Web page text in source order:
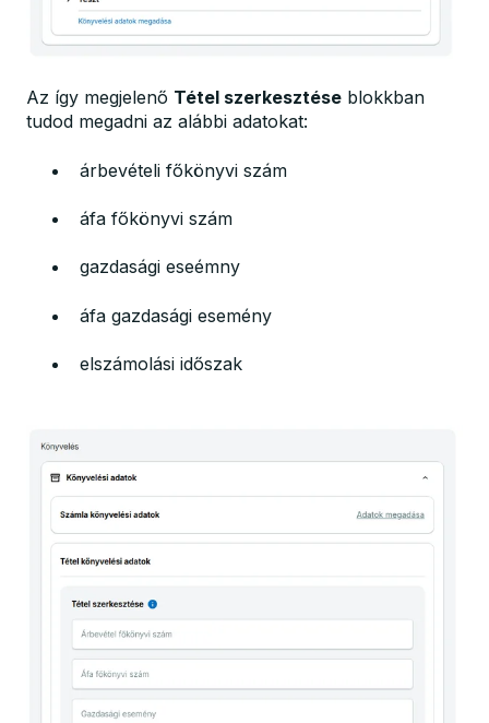
Az így megjelenő Tétel szerkesztése blokkban
tudod megadni az alábbi adatokat:
árbevételi főkönyvi szám
áfa főkönyvi szám
gazdasági eseémny
áfa gazdasági esemény
elszámolási időszak